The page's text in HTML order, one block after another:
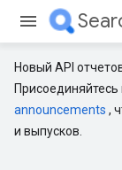
Новый API
Присоединяйтесь
announcements ,
и выпусков.